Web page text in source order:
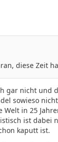
diese Zeit
gar nicht und
sowieso
Welt in 25
ist dabei
kaputt ist.